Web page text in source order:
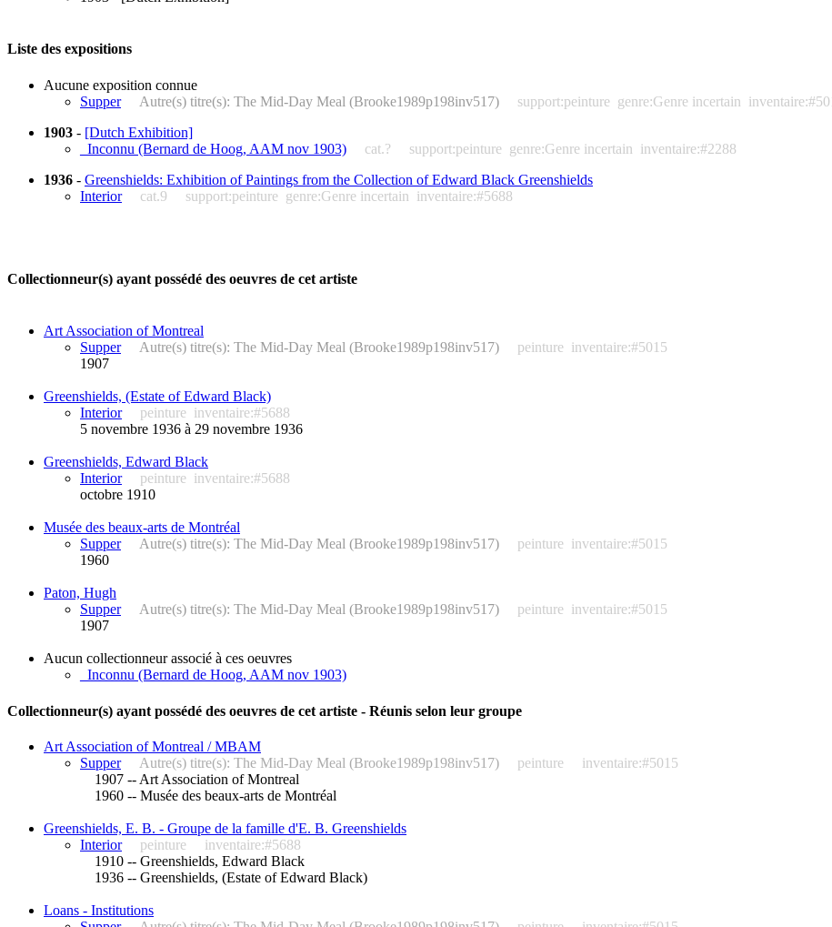
Liste des expositions
Aucune exposition connue
Supper
Autre(s) titre(s): The Mid-Day Meal (Brooke1989p198inv517) support:peinture genre:Genre incertain
1903 - [Dutch Exhibition]
_Inconnu (Bernard de Hoog, AAM nov 1903)
cat.? support:peinture genre:Genre incertain inventaire:#2288
1936 - Greenshields: Exhibition of Paintings from the Collection of Edward Black Greenshields
Interior
cat.9 support:peinture genre:Genre incertain inventaire:#5688
Collectionneur(s) ayant possédé des oeuvres de cet artiste
Art Association of Montreal
Supper
Autre(s) titre(s): The Mid-Day Meal (Brooke1989p198inv517) peinture inventaire:#5015
1907
Greenshields, (Estate of Edward Black)
Interior
peinture inventaire:#5688
5 novembre 1936 à 29 novembre 1936
Greenshields, Edward Black
Interior
peinture inventaire:#5688
octobre 1910
Musée des beaux-arts de Montréal
Supper
Autre(s) titre(s): The Mid-Day Meal (Brooke1989p198inv517) peinture inventaire:#5015
1960
Paton, Hugh
Supper
Autre(s) titre(s): The Mid-Day Meal (Brooke1989p198inv517) peinture inventaire:#5015
1907
Aucun collectionneur associé à ces oeuvres
_Inconnu (Bernard de Hoog, AAM nov 1903)
Collectionneur(s) ayant possédé des oeuvres de cet artiste - Réunis selon leur groupe
Art Association of Montreal / MBAM
Supper
Autre(s) titre(s): The Mid-Day Meal (Brooke1989p198inv517) peinture
inventaire:#5015
1907 -- Art Association of Montreal
1960 -- Musée des beaux-arts de Montréal
Greenshields, E. B. - Groupe de la famille d'E. B. Greenshields
Interior
peinture
inventaire:#5688
1910 -- Greenshields, Edward Black
1936 -- Greenshields, (Estate of Edward Black)
Loans - Institutions